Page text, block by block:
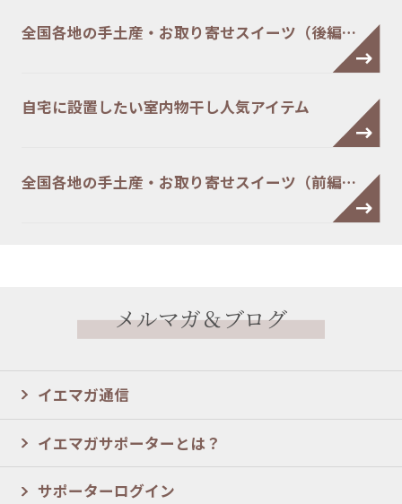
全国各地の手土産・お取り寄せスイーツ（後編…
自宅に設置したい室内物干し人気アイテム
全国各地の手土産・お取り寄せスイーツ（前編…
メルマガ＆ブログ
イエマガ通信
イエマガサポーターとは？
サポーターログイン